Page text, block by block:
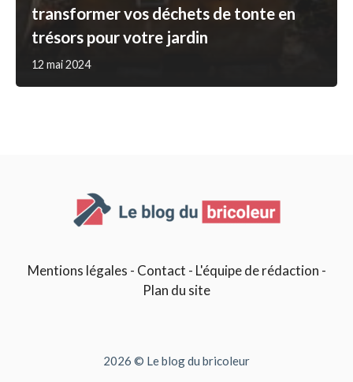
transformer vos déchets de tonte en
trésors pour votre jardin
12 mai 2024
Mentions légales - Contact - L'équipe de rédaction -
Plan du site
2026 © Le blog du bricoleur